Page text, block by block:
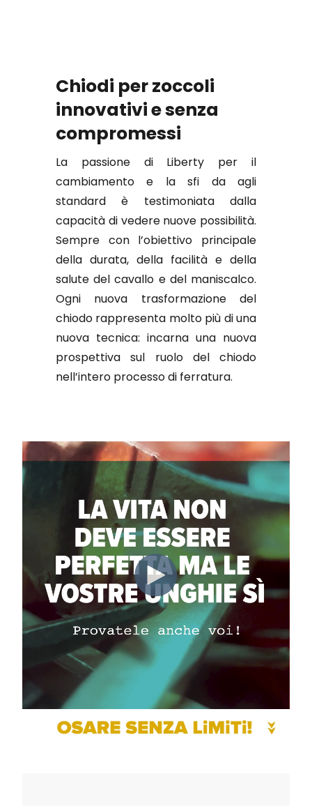
Chiodi per zoccoli
innovativi e senza
compromessi
La passione di Liberty per il
cambiamento e la sfi da agli
standard è testimoniata dalla
capacità di vedere nuove possibilità.
Sempre con l’obiettivo principale
della durata, della facilità e della
salute del cavallo e del maniscalco.
Ogni nuova trasformazione del
chiodo rappresenta molto più di una
nuova tecnica: incarna una nuova
prospettiva sul ruolo del chiodo
nell’intero processo di ferratura.